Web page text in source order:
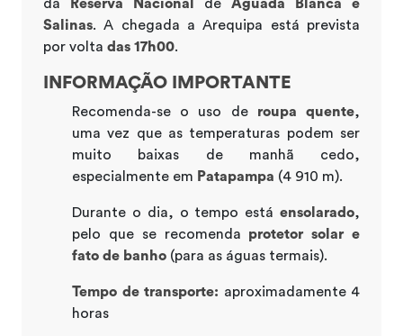
da Reserva Nacional de Aguada Blanca e
Salinas. A chegada a Arequipa está prevista
por volta das 17h00.
INFORMAÇÃO IMPORTANTE
Recomenda-se o uso de roupa quente,
uma vez que as temperaturas podem ser
muito baixas de manhã cedo,
especialmente em Patapampa (4 910 m).
Durante o dia, o tempo está ensolarado,
pelo que se recomenda protetor solar e
fato de banho (para as águas termais).
Tempo de transporte: aproximadamente 4
horas